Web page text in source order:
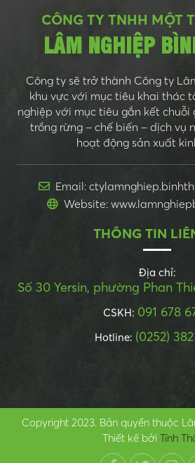
CÔNG TY TNHH MỘT
LÂM NGHIỆP
Công ty sẽ trở thành Công ty
khu vực với mục tiêu khai thác
nghiệp với mục tiêu gắn kết
trồng rừng – chế biến – dịch vụ
hoạt động sản xuất
Email:
Website:
THÔNG TIN
Địa chỉ:
Số 30 Yersin, phường Phan
CSKH: 091 678
Hotline: (0252) 382
Copyright 2023. Bản quyền thuộc
Thiết kế bởi Tính